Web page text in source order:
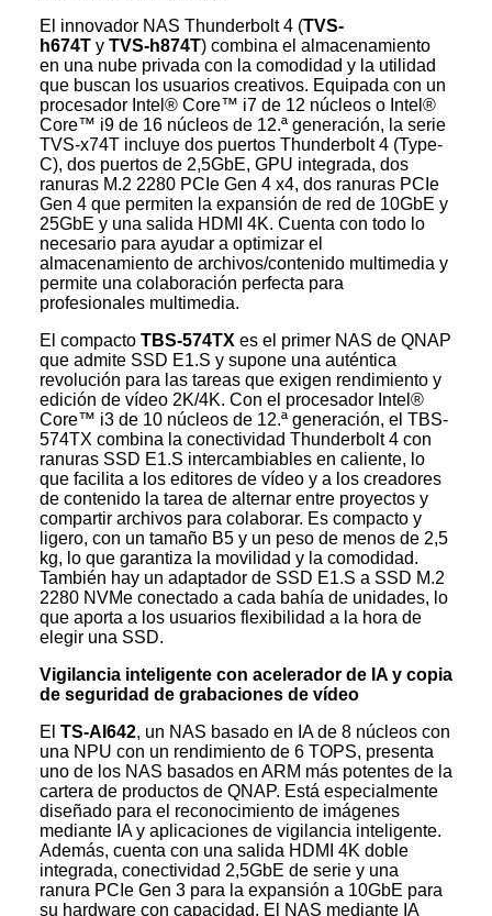
El innovador NAS Thunderbolt 4 (TVS-
h674T y TVS-h874T) combina el almacenamiento
en una nube privada con la comodidad y la utilidad
que buscan los usuarios creativos. Equipada con un
procesador Intel® Core™ i7 de 12 núcleos o Intel®
Core™ i9 de 16 núcleos de 12.ª generación, la serie
TVS-x74T incluye dos puertos Thunderbolt 4 (Type-
C), dos puertos de 2,5GbE, GPU integrada, dos
ranuras M.2 2280 PCIe Gen 4 x4, dos ranuras PCIe
Gen 4 que permiten la expansión de red de 10GbE y
25GbE y una salida HDMI 4K. Cuenta con todo lo
necesario para ayudar a optimizar el
almacenamiento de archivos/contenido multimedia y
permite una colaboración perfecta para
profesionales multimedia.
El compacto TBS-574TX es el primer NAS de QNAP
que admite SSD E1.S y supone una auténtica
revolución para las tareas que exigen rendimiento y
edición de vídeo 2K/4K. Con el procesador Intel®
Core™ i3 de 10 núcleos de 12.ª generación, el TBS-
574TX combina la conectividad Thunderbolt 4 con
ranuras SSD E1.S intercambiables en caliente, lo
que facilita a los editores de vídeo y a los creadores
de contenido la tarea de alternar entre proyectos y
compartir archivos para colaborar. Es compacto y
ligero, con un tamaño B5 y un peso de menos de 2,5
kg, lo que garantiza la movilidad y la comodidad.
También hay un adaptador de SSD E1.S a SSD M.2
2280 NVMe conectado a cada bahía de unidades, lo
que aporta a los usuarios flexibilidad a la hora de
elegir una SSD.
Vigilancia inteligente con acelerador de IA y copia
de seguridad de grabaciones de vídeo
El TS-AI642, un NAS basado en IA de 8 núcleos con
una NPU con un rendimiento de 6 TOPS, presenta
uno de los NAS basados en ARM más potentes de la
cartera de productos de QNAP. Está especialmente
diseñado para el reconocimiento de imágenes
mediante IA y aplicaciones de vigilancia inteligente.
Además, cuenta con una salida HDMI 4K doble
integrada, conectividad 2,5GbE de serie y una
ranura PCIe Gen 3 para la expansión a 10GbE para
su hardware con capacidad. El NAS mediante IA